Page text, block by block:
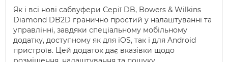
Як і всі нові сабвуфери Серії DB, Bowers & Wilkins
Diamond DB2D гранично простий у налаштуванні та
управлінні, завдяки спеціальному мобільному
додатку, доступному як для iOS, так і для Android
пристроїв. Цей додаток дає вказівки щодо